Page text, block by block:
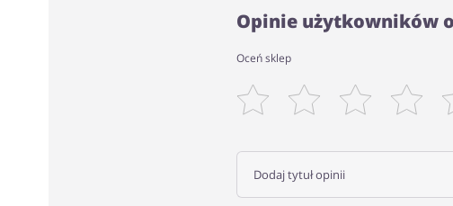
Opinie użytkowników
Oceń sklep